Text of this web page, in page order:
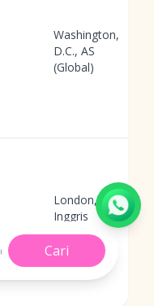
Washington,
D.C., AS
(Global)
London,
Inggris
(Global)
Cari